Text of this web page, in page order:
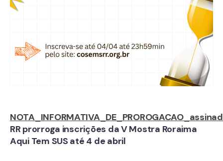
RR prorroga inscrições da V Mostra Roraima
Aqui Tem SUS até 4 de abril